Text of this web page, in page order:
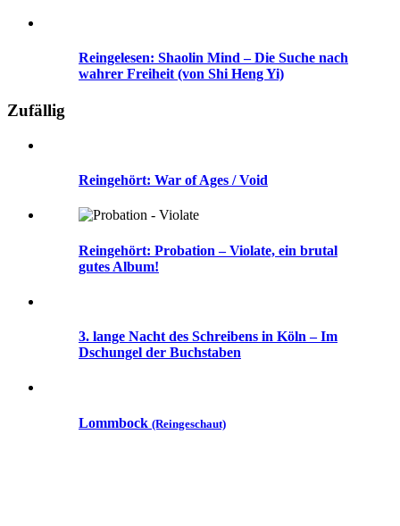
Reingelesen: Shaolin Mind – Die Suche nach
wahrer Freiheit (von Shi Heng Yi)
Zufällig
Reingehört: War of Ages / Void
Reingehört: Probation – Violate, ein brutal
gutes Album!
3. lange Nacht des Schreibens in Köln – Im
Dschungel der Buchstaben
Lommbock (Reingeschaut)